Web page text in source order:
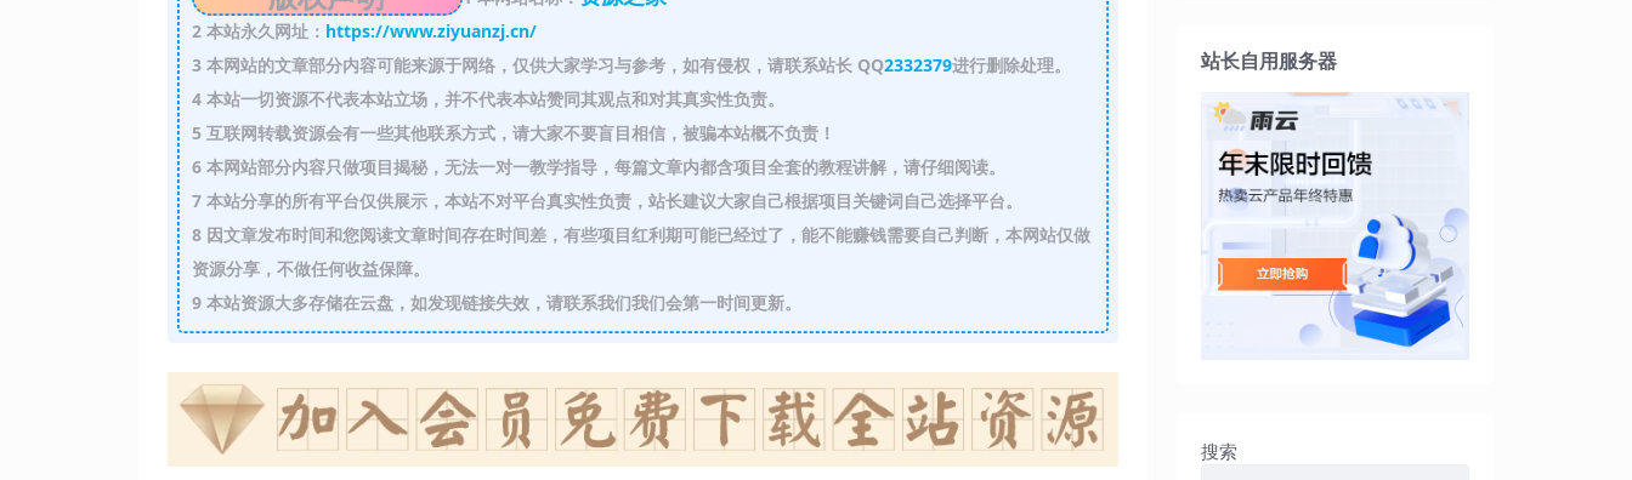
2本站永久网址： https://www.ziyuanzj.cn/
3本网站的文章部分内容可能来源于网络，仅供大家学习与参考，如有侵权，请联系站长 QQ2332379进行删除处理。
4本站一切资源不代表本站立场，并不代表本站赞同其观点和对其真实性负责。
5互联网转载资源会有一些其他联系方式，请大家不要盲目相信，被骗本站概不负责！
6本网站部分内容只做项目揭秘，无法一对一教学指导，每篇文章内都含项目全套的教程讲解，请仔细阅读。
7本站分享的所有平台仅供展示，本站不对平台真实性负责，站长建议大家自己根据项目关键词自己选择平台。
8因文章发布时间和您阅读文章时间存在时间差，有些项目红利期可能已经过了，能不能赚钱需要自己判断，本网站仅做
资源分享，不做任何收益保障。
9本站资源大多存储在云盘，如发现链接失效，请联系我们我们会第一时间更新。
站长自用服务器
搜索